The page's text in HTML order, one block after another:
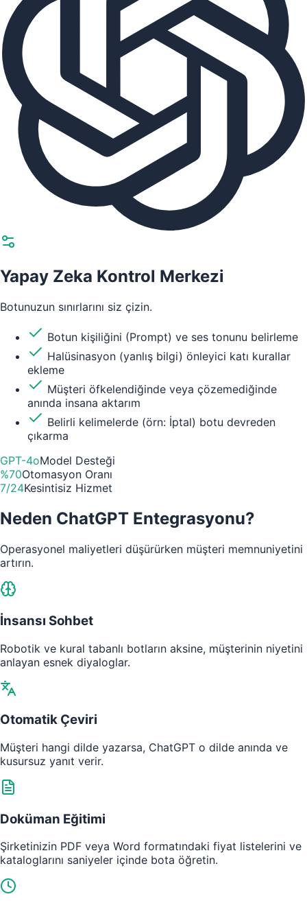
Yapay Zeka Kontrol Merkezi
Botunuzun sınırlarını siz çizin.
Botun kişiliğini (Prompt) ve ses tonunu belirleme
Halüsinasyon (yanlış bilgi) önleyici katı kurallar
ekleme
Müşteri öfkelendiğinde veya çözemediğinde
anında insana aktarım
Belirli kelimelerde (örn: İptal) botu devreden
çıkarma
GPT-4oModel Desteği
%70Otomasyon Oranı
7/24Kesintisiz Hizmet
Neden ChatGPT Entegrasyonu?
Operasyonel maliyetleri düşürürken müşteri memnuniyetini
artırın.
İnsansı Sohbet
Robotik ve kural tabanlı botların aksine, müşterinin niyetini
anlayan esnek diyaloglar.
Otomatik Çeviri
Müşteri hangi dilde yazarsa, ChatGPT o dilde anında ve
kusursuz yanıt verir.
Doküman Eğitimi
Şirketinizin PDF veya Word formatındaki fiyat listelerini ve
kataloglarını saniyeler içinde bota öğretin.